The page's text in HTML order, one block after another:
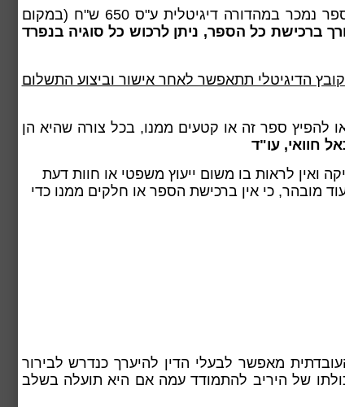
באינטרנט. כדי להוזיל עלויות, הספר נמכר במהדורה דיגיטלית ע"ס 650 ש"ח (במקום
ברכישת כל הספר, ניתן לרכוש כל סוגיה בנפרד
הדיגיטלי תתאפשר לאחר אישור וביצוע התשלום
להפיץ ספר זה או קטעים ממנו, בכל צורה שהיא הן
חוואי, עו"ד
ואין לראות בו משום ייעוץ משפטי או חוות דעת
מובהר, כי אין ברכישת הספר או חלקים ממנו כדי
מאפשר לבעלי הדין להיערך כנדרש לבירור
של היריב להתמודד עמה אם היא תועלה בשלב